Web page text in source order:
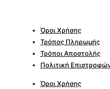
Όροι Χρήσης
Τρόπος Πληρωμής
Τρόποι Αποστολής
Πολιτική
Όροι Χρήσης